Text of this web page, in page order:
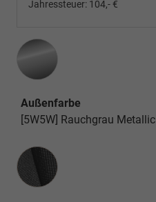
Jahressteuer: 104,- €
Außenfarbe
[5W5W] Rauchgrau Metallic
Innenausstattung